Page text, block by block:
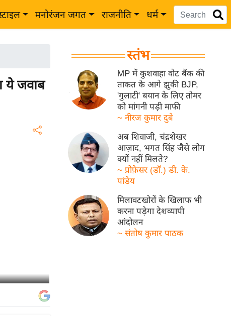
मनोरंजन जगत राजनीति धर्म
ये जवाब
स्तंभ
MP में कुशवाहा वोट बैंक की
ताकत के आगे झुकी BJP,
'गुलाटी' बयान के लिए तोमर
को मांगनी पड़ी माफी
~ नीरज कुमार दुबे
अब शिवाजी, चंद्रशेखर
आज़ाद, भगत सिंह जैसे लोग
क्यों नहीं मिलते?
~ प्रोफ़ेसर (डॉ.) डी. के.
पांडेय
मिलावटखोरों के खिलाफ भी
करना पड़ेगा देशव्यापी
आंदोलन
~ संतोष कुमार पाठक